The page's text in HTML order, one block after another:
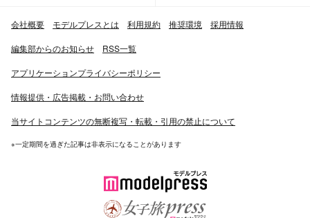
会社概要 モデルプレスとは 利用規約 推奨環境 採用情報
編集部からのお知らせ RSS一覧
アプリケーションプライバシーポリシー
情報提供・広告掲載・お問い合わせ
当サイトコンテンツの無断複写・転載・引用の禁止について
※一定期間を過ぎた記事は非表示になることがあります